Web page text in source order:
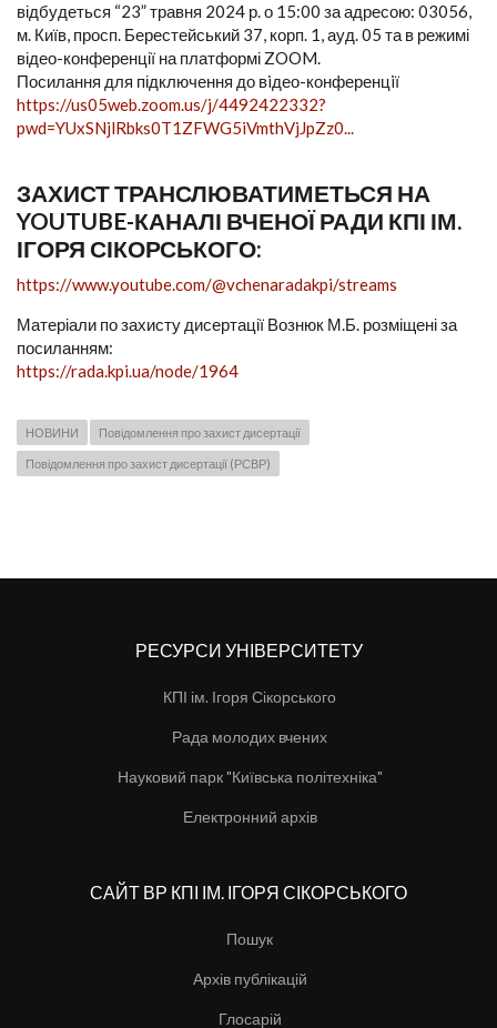
відбудеться “23” травня 2024 р. о 15:00 за адресою: 03056,
м. Київ, просп. Берестейський 37, корп. 1, ауд. 05 та в режимі
відео-конференції на платформі ZOOM.
Посилання для підключення до вiдео-конференцiї
https://us05web.zoom.us/j/4492422332?
pwd=YUxSNjlRbks0T1ZFWG5iVmthVjJpZz0...
ЗАХИСТ ТРАНСЛЮВАТИМЕТЬСЯ НА
YOUTUBE-КАНАЛІ ВЧЕНОЇ РАДИ КПІ ІМ.
ІГОРЯ СІКОРСЬКОГО:
https://www.youtube.com/@vchenaradakpi/streams
Матеріали по захисту дисертації Вознюк М.Б. розміщені за
посиланням:
https://rada.kpi.ua/node/1964
НОВИНИ Повідомлення про захист дисертації
Повідомлення про захист дисертації (РСВР)
РЕСУРСИ УНІВЕРСИТЕТУ
КПІ ім. Ігоря Сікорського
Рада молодих вчених
Науковий парк "Київська політехніка"
Електронний архів
САЙТ ВР КПІ ІМ. ІГОРЯ СІКОРСЬКОГО
Пошук
Архів публікацій
Глосарій